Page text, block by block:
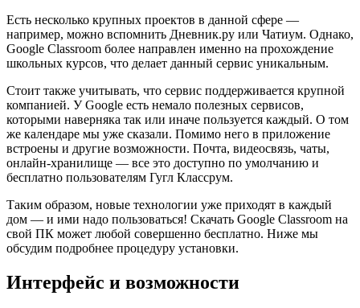
Есть несколько крупных проектов в данной сфере —
например, можно вспомнить Дневник.ру или Чатиум. Однако,
Google Classroom более направлен именно на прохождение
школьных курсов, что делает данный сервис уникальным.
Стоит также учитывать, что сервис поддерживается крупной
компанией. У Google есть немало полезных сервисов,
которыми наверняка так или иначе пользуется каждый. О том
же календаре мы уже сказали. Помимо него в приложение
встроены и другие возможности. Почта, видеосвязь, чаты,
онлайн-хранилище — все это доступно по умолчанию и
бесплатно пользователям Гугл Классрум.
Таким образом, новые технологии уже приходят в каждый
дом — и ими надо пользоваться! Скачать Google Classroom на
свой ПК может любой совершенно бесплатно. Ниже мы
обсудим подробнее процедуру установки.
Интерфейс и возможности